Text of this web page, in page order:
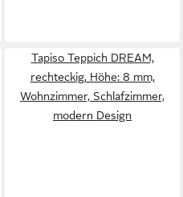
Tapiso Teppich DREAM,
rechteckig, Höhe: 8 mm,
Wohnzimmer, Schlafzimmer,
modern Design